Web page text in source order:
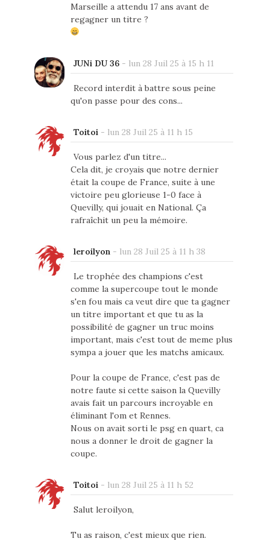
Marseille a attendu 17 ans avant de
regagner un titre ?
JUNi DU 36- lun 28 Juil 25 à 15 h 11
Record interdit à battre sous peine
qu'on passe pour des cons...
Toitoi - lun 28 Juil 25 à 11 h 15
Vous parlez d'un titre...
Cela dit, je croyais que notre dernier
était la coupe de France, suite à une
victoire peu glorieuse 1-0 face à
Quevilly, qui jouait en National. Ça
rafraîchit un peu la mémoire.
leroilyon - lun 28 Juil 25 à 11 h 38
Le trophée des champions c'est
comme la supercoupe tout le monde
s'en fou mais ca veut dire que ta gagner
un titre important et que tu as la
possibilité de gagner un truc moins
important, mais c'est tout de meme plus
sympa a jouer que les matchs amicaux.
Pour la coupe de France, c'est pas de
notre faute si cette saison la Quevilly
avais fait un parcours incroyable en
éliminant l'om et Rennes.
Nous on avait sorti le psg en quart, ca
nous a donner le droit de gagner la
coupe.
Toitoi - lun 28 Juil 25 à 11 h 52
Salut leroilyon,
Tu as raison, c'est mieux que rien.